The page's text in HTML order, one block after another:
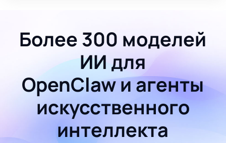
Более 300 моделей
ИИ для
OpenClaw и агенты
искусственного
интеллекта